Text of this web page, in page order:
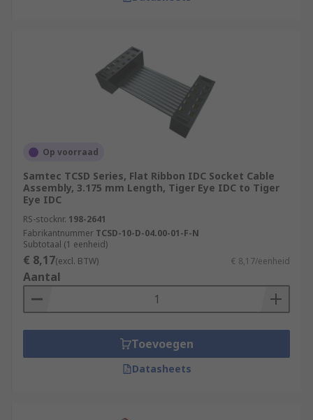
Op voorraad
Samtec TCSD Series, Flat Ribbon IDC Socket Cable
Assembly, 3.175 mm Length, Tiger Eye IDC to Tiger
Eye IDC
RS-stocknr. 198-2641
Fabrikantnummer TCSD-10-D-04.00-01-F-N
Subtotaal (1 eenheid)
€ 8,17(excl. BTW) € 8,17/eenheid
Aantal
Toevoegen
Datasheets